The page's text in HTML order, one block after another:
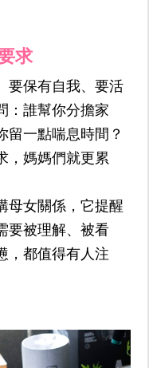
求
要保有自我、要活
：誰幫你分擔家
留一點喘息時間？
，媽媽們就更累
母女關係，它提醒
要被理解、被看
，都值得有人注